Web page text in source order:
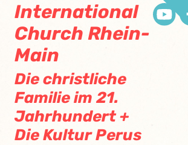
International
Church Rhein-
Main
Die christliche
Familie im 21.
Jahrhundert +
Die Kultur Perus